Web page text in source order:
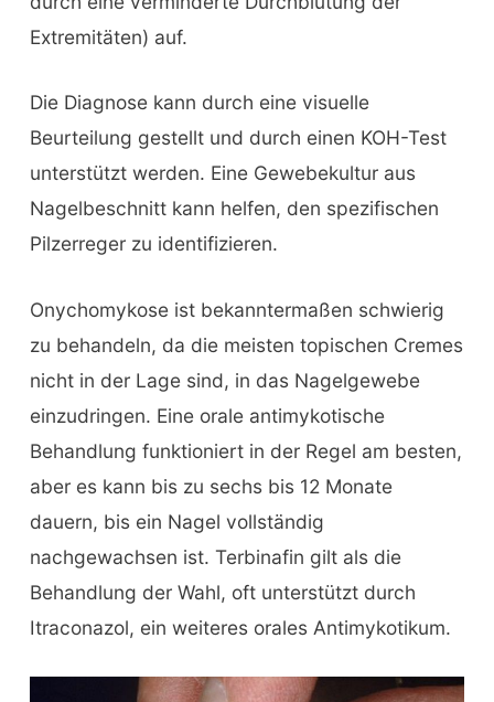
Extremitäten) auf.
Die Diagnose kann durch eine visuelle
Beurteilung gestellt und durch einen KOH-Test
unterstützt werden. Eine Gewebekultur aus
Nagelbeschnitt kann helfen, den spezifischen
Pilzerreger zu identifizieren.
Onychomykose ist bekanntermaßen schwierig
zu behandeln, da die meisten topischen Cremes
nicht in der Lage sind, in das Nagelgewebe
einzudringen. Eine orale antimykotische
Behandlung funktioniert in der Regel am besten,
aber es kann bis zu sechs bis 12 Monate
dauern, bis ein Nagel vollständig
nachgewachsen ist. Terbinafin gilt als die
Behandlung der Wahl, oft unterstützt durch
Itraconazol, ein weiteres orales Antimykotikum.